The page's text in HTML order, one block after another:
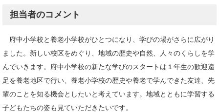
担当者のコメント
​ 府中小学校と養老小学校がひとつになり、学びの場がさらに広がり
ました。新しい校区をめぐり、地域の歴史や自然、人々のくらしを学
んでいきます。府中小学校の新たな学びのスタートは１年生の歓迎遠
足を養老地区で行い、養老小学校の歴史や養老で学んできた友達、先
輩のことを知る機会としたいと考えています。地域とともに学習する
子どもたちの姿も見ていただきたいです。